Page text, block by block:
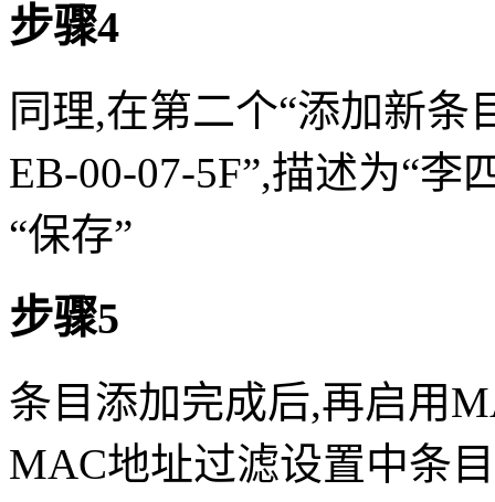
步骤4
同理,在第二个“添加新条
EB-00-07-5F”,描述为“李
“保存”
步骤5
条目添加完成后,再启用
MAC地址过滤设置中条目